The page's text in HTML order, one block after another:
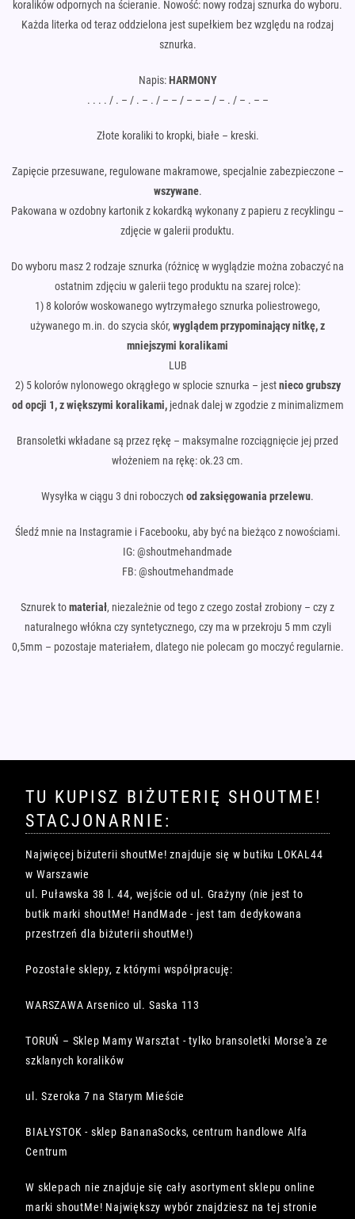
koralików odpornych na ścieranie. Nowość: nowy rodzaj sznurka do wyboru.
Każda literka od teraz oddzielona jest supełkiem bez względu na rodzaj
sznurka.
Napis:HARMONY
. . . . / . – / . – . / – – / – – – / – . / – . – –
Złote koraliki to kropki, białe – kreski.
Zapięcie przesuwane, regulowane makramowe, specjalnie zabezpieczone –
wszywane.
Pakowana w ozdobny kartonik z kokardką wykonany z papieru z recyklingu –
zdjęcie w galerii produktu.
Do wyboru masz 2 rodzaje sznurka (różnicę w wyglądzie można zobaczyć na
ostatnim zdjęciu w galerii tego produktu na szarej rolce):
1) 8 kolorów woskowanego wytrzymałego sznurka poliestrowego,
używanego m.in. do szycia skór, wyglądem przypominający nitkę, z
mniejszymi koralikami
LUB
2) 5 kolorów nylonowego okrągłego w splocie sznurka – jestnieco grubszy
od opcji 1, z większymi koralikami, jednak dalej w zgodzie z minimalizmem
Bransoletki wkładane są przez rękę – maksymalne rozciągnięcie jej przed
włożeniem na rękę: ok.23 cm.
Wysyłka w ciągu 3 dni roboczych od zaksięgowania przelewu.
Śledź mnie na Instagramie i Facebooku, aby być na bieżąco z nowościami.
IG: @shoutmehandmade
FB: @shoutmehandmade
Sznurek tomateriał, niezależnie od tego z czego został zrobiony – czy z
naturalnego włókna czy syntetycznego, czy ma w przekroju 5 mm czyli
0,5mm – pozostaje materiałem, dlatego nie polecam go moczyć regularnie.
TU KUPISZ BIŻUTERIĘ SHOUTME!
STACJONARNIE:
Najwięcej biżuterii shoutMe! znajduje się w butiku LOKAL44
w Warszawie
ul. Puławska 38 l. 44, wejście od ul. Grażyny (nie jest to
butik marki shoutMe! HandMade - jest tam dedykowana
przestrzeń dla biżuterii shoutMe!)
Pozostałe sklepy, z którymi współpracuję:
WARSZAWA Arsenico ul. Saska 113
TORUŃ – Sklep Mamy Warsztat - tylko bransoletki Morse'a ze
szklanych koralików
ul. Szeroka 7 na Starym Mieście
BIAŁYSTOK - sklep BananaSocks, centrum handlowe Alfa
Centrum
W sklepach nie znajduje się cały asortyment sklepu online
marki shoutMe! Największy wybór znajdziesz na tej stronie